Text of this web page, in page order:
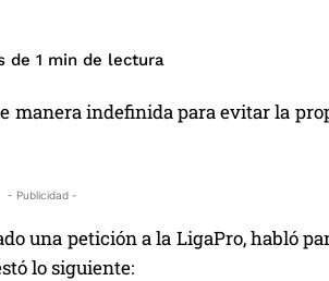
de 1 min de lectura
manera indefinida para evitar la
- Publicidad -
una petición a la LigaPro, habló
lo siguiente: